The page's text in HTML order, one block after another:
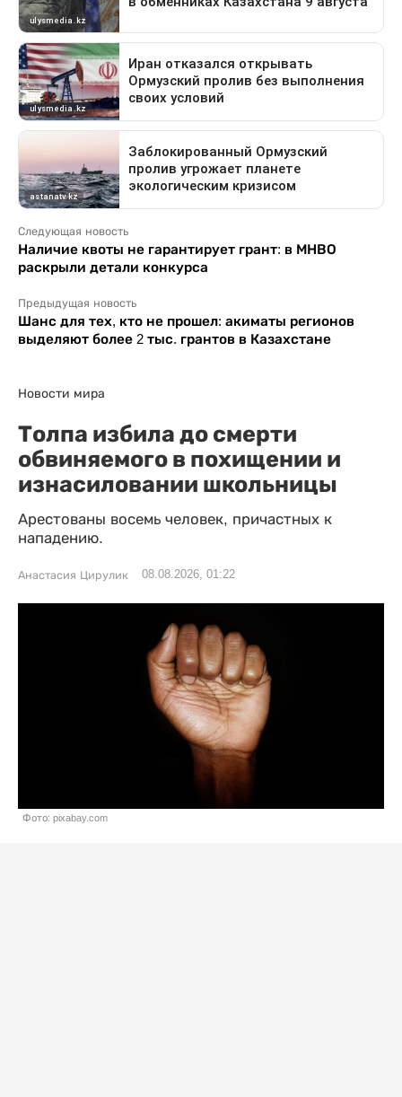
Следующая новость
Наличие квоты не гарантирует грант: в МНВО
раскрыли детали конкурса
Предыдущая новость
Шанс для тех, кто не прошел: акиматы регионов
выделяют более 2 тыс. грантов в Казахстане
Новости мира
Толпа избила до смерти
обвиняемого в похищении и
изнасиловании школьницы
Арестованы восемь человек, причастных к
нападению.
Анастасия Цирулик 08.08.2026, 01:22
Фото: pixabay.com